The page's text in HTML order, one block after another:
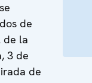
de
de la
3 de
de